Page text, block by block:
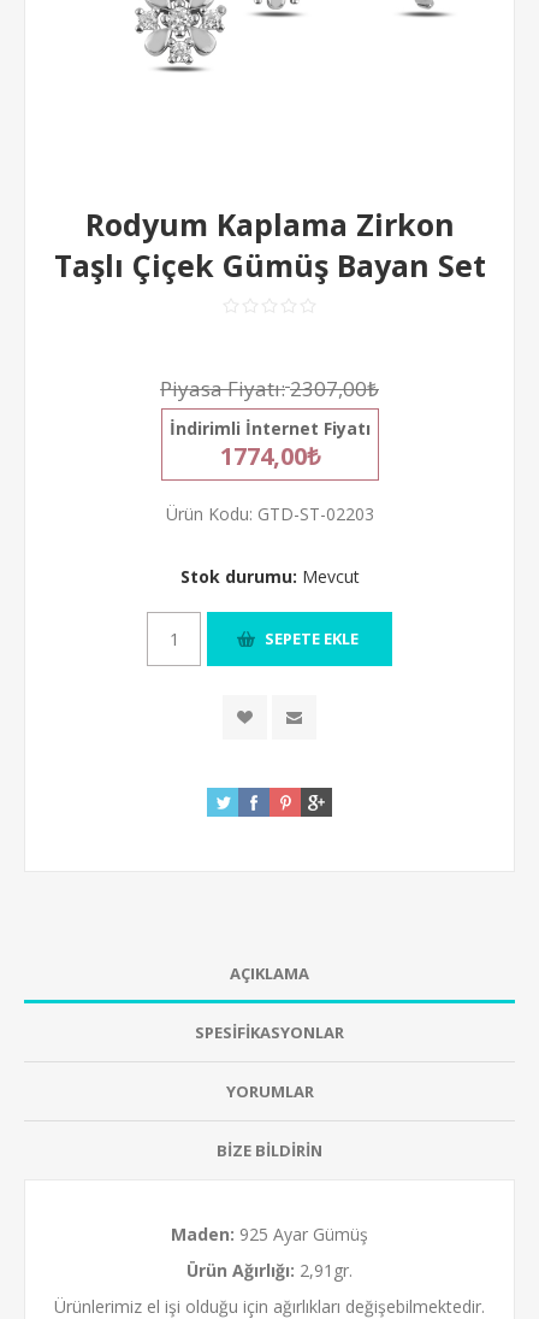
Rodyum Kaplama Zirkon
Taşlı Çiçek Gümüş Bayan Set
Piyasa Fiyatı:2307,00₺
İndirimli İnternet Fiyatı
1774,00₺
Ürün Kodu: GTD-ST-02203
Stok durumu: Mevcut
AÇIKLAMA
SPESİFİKASYONLAR
YORUMLAR
BİZE BİLDİRİN
Maden: 925 Ayar Gümüş
Ürün Ağırlığı: 2,91gr.
Ürünlerimiz el işi olduğu için ağırlıkları değişebilmektedir.